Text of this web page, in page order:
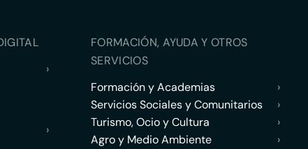
›
›
FORMACIÓN, AYUDA Y OTROS
SERVICIOS
Formación y Academias
›
Servicios Sociales y Comunitarios
›
Turismo, Ocio y Cultura
›
Agro y Medio Ambiente
›